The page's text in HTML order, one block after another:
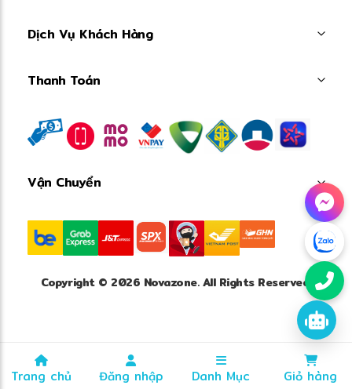
Dịch Vụ Khách Hàng
Thanh Toán
Vận Chuyển
Copyright © 2026 Novazone. All Rights Reserved.
Trang chủ Đăng nhập Danh Mục Giỏ hàng
❅